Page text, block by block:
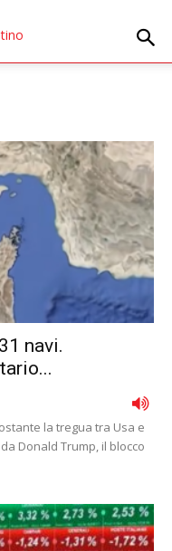
navi.
la tregua tra Usa e
Donald Trump, il blocco